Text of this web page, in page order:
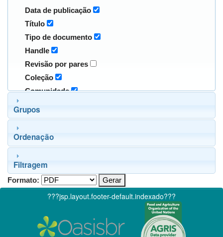
Data de publicação
Título
Tipo de documento
Handle
Revisão por pares
Coleção
Comunidade
Grupos
Ordenação
Filtragem
Formato:
???jsp.layout.footer-default.indexado???